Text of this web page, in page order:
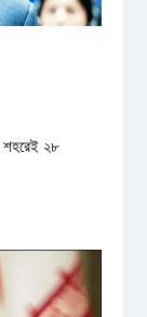
শহরেই ২৮